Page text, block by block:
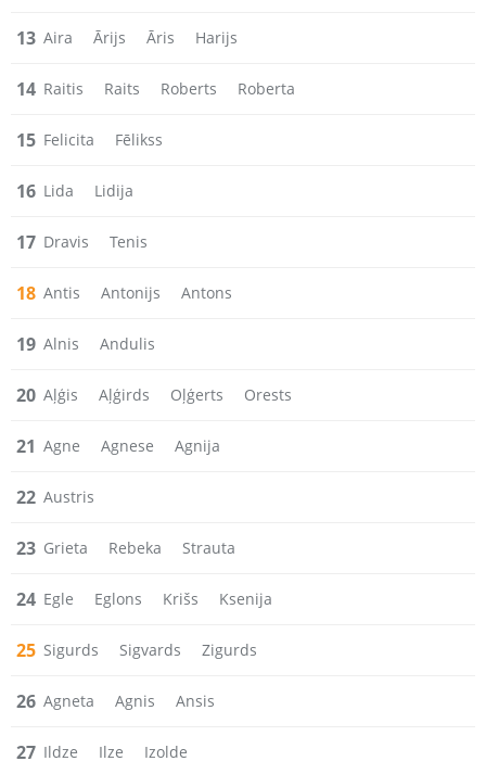
13 Aira Ārijs Āris Harijs
14 Raitis Raits Roberts Roberta
15 Felicita Fēlikss
16 Lida Lidija
17 Dravis Tenis
18 Antis Antonijs Antons
19 Alnis Andulis
20 Aļģis Aļģirds Oļģerts Orests
21 Agne Agnese Agnija
22 Austris
23 Grieta Rebeka Strauta
24 Egle Eglons Krišs Ksenija
25 Sigurds Sigvards Zigurds
26 Agneta Agnis Ansis
27 Ildze Ilze Izolde